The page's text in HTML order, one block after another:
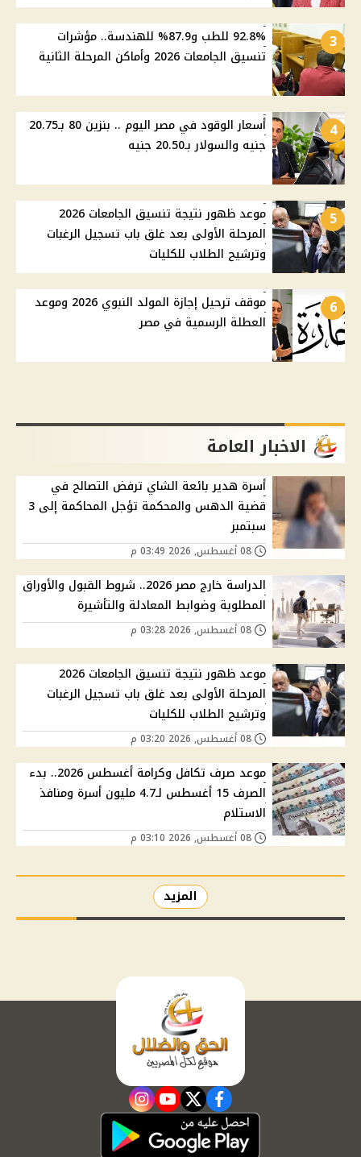
3
92.8% للطب و87.9% للهندسة.. مؤشرات
تنسيق الجامعات 2026 وأماكن المرحلة الثانية
4
أسعار الوقود في مصر اليوم .. بنزين 80 بـ20.75
جنيه والسولار بـ20.50 جنيه
5
موعد ظهور نتيجة تنسيق الجامعات 2026
المرحلة الأولى بعد غلق باب تسجيل الرغبات
وترشيح الطلاب للكليات
6
موقف ترحيل إجازة المولد النبوي 2026 وموعد
العطلة الرسمية في مصر
الاخبار العامة
أسرة هدير بائعة الشاي ترفض التصالح في
قضية الدهس والمحكمة تؤجل المحاكمة إلى 3
سبتمبر
الدراسة خارج مصر 2026.. شروط القبول والأوراق
المطلوبة وضوابط المعادلة والتأشيرة
موعد ظهور نتيجة تنسيق الجامعات 2026
المرحلة الأولى بعد غلق باب تسجيل الرغبات
وترشيح الطلاب للكليات
موعد صرف تكافل وكرامة أغسطس 2026.. بدء
الصرف 15 أغسطس لـ4.7 مليون أسرة ومنافذ
الاستلام
المزيد
facebook
twitter
youtube
instagram